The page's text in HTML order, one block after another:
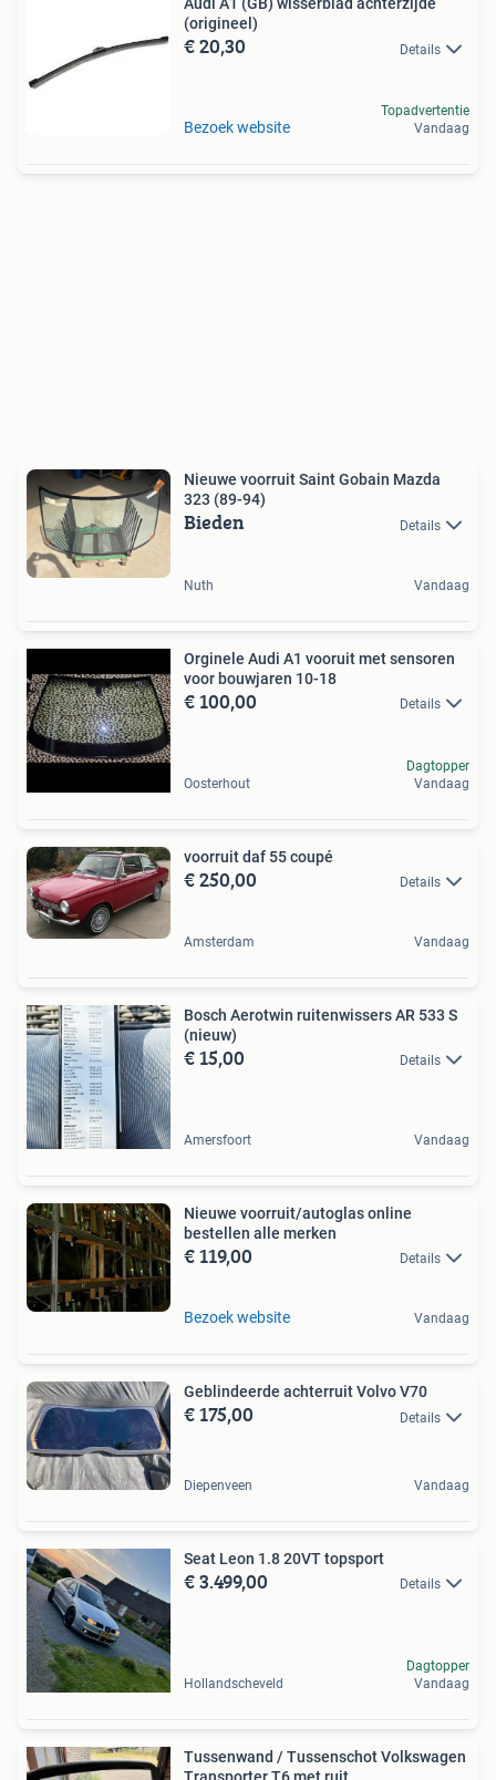
Audi A1 (GB) wisserblad achterzijde
(origineel)
€ 20,30 Details
Bezoek website
Topadvertentie
Vandaag
Nieuwe voorruit Saint Gobain Mazda
323 (89-94)
Bieden Details
Nuth Vandaag
Orginele Audi A1 vooruit met sensoren
voor bouwjaren 10-18
€ 100,00 Details
Oosterhout
Dagtopper
Vandaag
voorruit daf 55 coupé
€ 250,00 Details
Amsterdam Vandaag
Bosch Aerotwin ruitenwissers AR 533 S
(nieuw)
€ 15,00 Details
Amersfoort Vandaag
Nieuwe voorruit/autoglas online
bestellen alle merken
€ 119,00 Details
Bezoek website Vandaag
Geblindeerde achterruit Volvo V70
€ 175,00 Details
Diepenveen Vandaag
Seat Leon 1.8 20VT topsport
€ 3.499,00 Details
Hollandscheveld
Dagtopper
Vandaag
Tussenwand / Tussenschot Volkswagen